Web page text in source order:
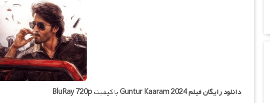
دانلود رایگان فیلمGuntur Kaaram 2024با کیفیتBluRay 720p